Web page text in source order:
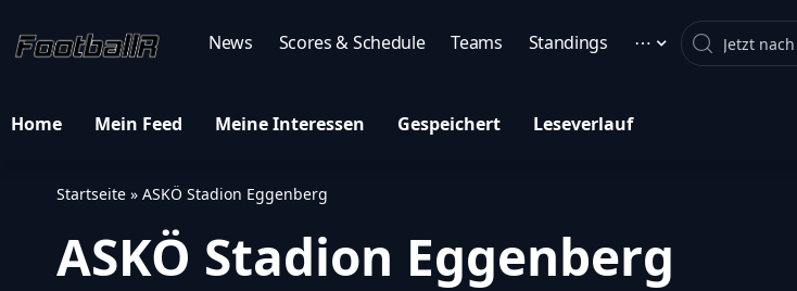
News Scores & Schedule Teams Standings ⋯ Search
Home Mein Feed Meine Interessen Gespeichert Leseverlauf
Startseite » ASKÖ Stadion Eggenberg
ASKÖ Stadion Eggenberg